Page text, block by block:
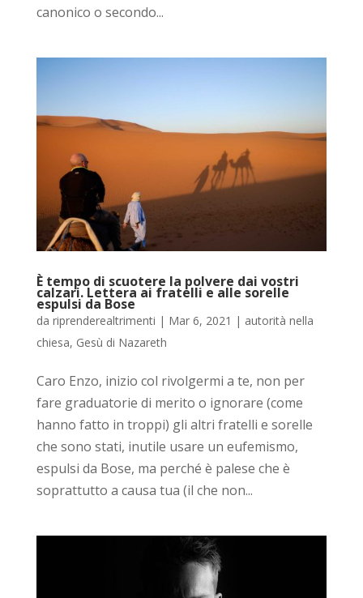
canonico o secondo...
È tempo di scuotere la polvere dai vostri
calzari. Lettera ai fratelli e alle sorelle
espulsi da Bose
da riprenderealtrimenti | Mar 6, 2021 | autorità nella
chiesa, Gesù di Nazareth
Caro Enzo, inizio col rivolgermi a te, non per
fare graduatorie di merito o ignorare (come
hanno fatto in troppi) gli altri fratelli e sorelle
che sono stati, inutile usare un eufemismo,
espulsi da Bose, ma perché è palese che è
soprattutto a causa tua (il che non...